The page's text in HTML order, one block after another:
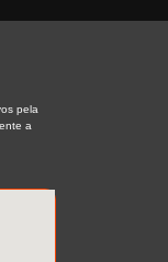
pela
a